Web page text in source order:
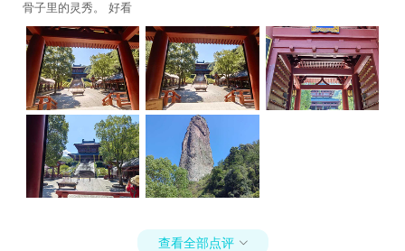
假村悬崖上的天空之城+瓯江源漂流+千鹦鸟
舍鹦鹉主题乐园+龙泉瓯江源漂流+瓯江源一
号码头+黄龙城市森林公园1日游
骨子里的灵秀。 好看
查看全部点评 